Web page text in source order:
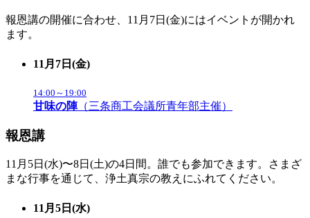
報恩講の開催に合わせ、11月7日(金)にはイベントが開かれ
ます。
11月7日(金)
14:00～19:00
甘味の陣（三条商工会議所青年部主催）
報恩講
11月5日(水)〜8日(土)の4日間。誰でも参加できます。さまざ
まな行事を通じて、浄土真宗の教えにふれてください。
11月5日(水)